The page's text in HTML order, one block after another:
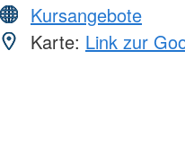
Kursangebote
Karte: Link zur